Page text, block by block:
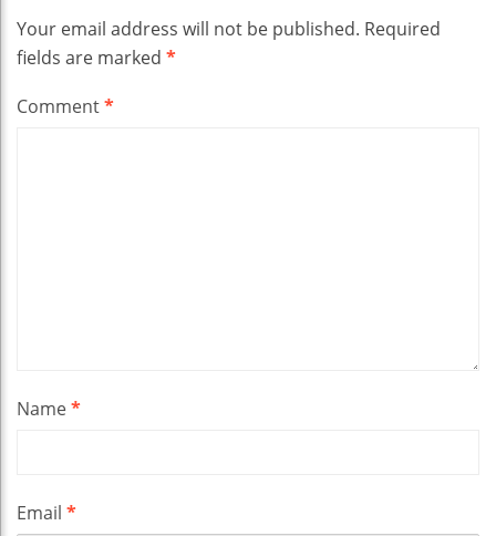
Your email address will not be published. Required
fields are marked *
Comment*
Name*
Email *